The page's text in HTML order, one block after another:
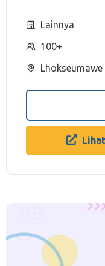
Lainnya
100+
Lhokseumawe